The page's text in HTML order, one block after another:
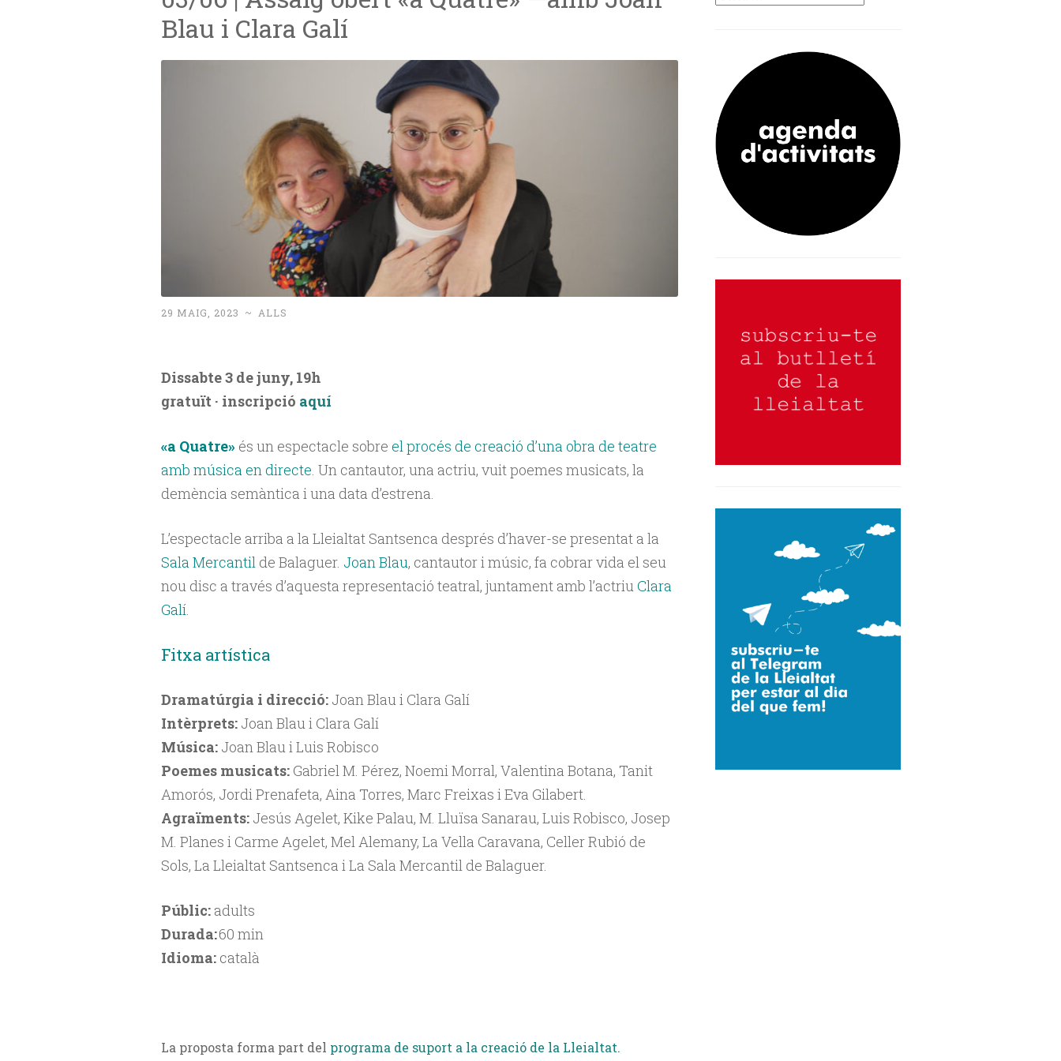
Blau i Clara Galí
29 MAIG, 2023 ~ ALLS
Dissabte 3 de juny, 19h
gratuït · inscripció aquí
«a Quatre» és un espectacle sobre el procés de creació d’una obra de teatre
amb música en directe. Un cantautor, una actriu, vuit poemes musicats, la
demència semàntica i una data d’estrena.
L’espectacle arriba a la Lleialtat Santsenca després d’haver-se presentat a la
Sala Mercantilde Balaguer. Joan Blau, cantautor i músic, fa cobrar vida el seu
nou disc a través d’aquesta representació teatral, juntament amb l’actriuClara
Galí.
Fitxa artística
Dramatúrgia i direcció:Joan Blau i Clara Galí
Intèrprets:Joan Blau i Clara Galí
Música:Joan Blau i Luis Robisco
Poemes musicats:Gabriel M. Pérez, Noemi Morral, Valentina Botana, Tanit
Amorós, Jordi Prenafeta, Aina Torres, Marc Freixas i Eva Gilabert.
Agraïments:Jesús Agelet, Kike Palau, M. Lluïsa Sanarau, Luis Robisco, Josep
M. Planes i Carme Agelet, Mel Alemany, La Vella Caravana, Celler Rubió de
Sols, La Lleialtat Santsenca i La Sala Mercantil de Balaguer.
Públic:adults
Durada:60 min
Idioma:català
La proposta forma part del programa de suport a la creació de la Lleialtat.